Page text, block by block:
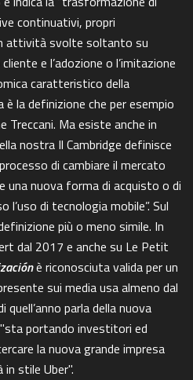
continuativi, propri
attività svolte soltanto su
e l’adozione o l’imitazione
caratteristico della
è la definizione che per esempio
Treccani. Ma esiste anche in
nostra Il Cambridge definisce
di cambiare il mercato
una nuova forma di acquisto o di
di tecnologia mobile”. Sul
più o meno simile. In
dal 2017 e anche su Le Petit
è riconosciuta valida per un
sui media usa almeno dal
parla della nuova
portando investitori ed
la nuova grande impresa
stile Uber".